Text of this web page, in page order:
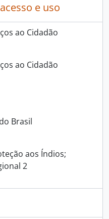
e uso
ao Cidadão
ao Cidadão
Brasil
aos Índios;
2